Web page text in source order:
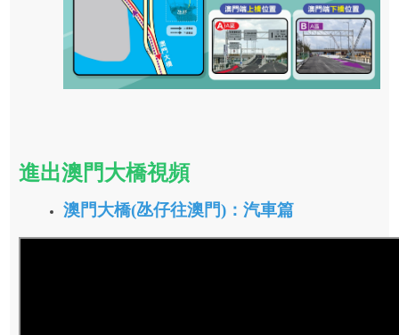
進出澳門大橋視頻
澳門大橋(氹仔往澳門)：汽車篇